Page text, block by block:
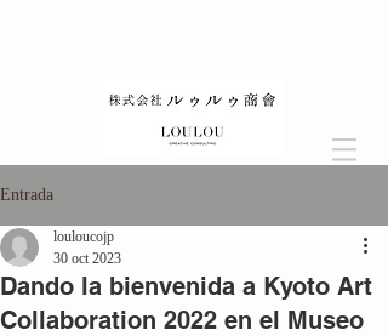
Entrada
Dando la bienvenida a Kyoto Art
Collaboration 2022 en el Museo
louloucojp
30 oct 2023